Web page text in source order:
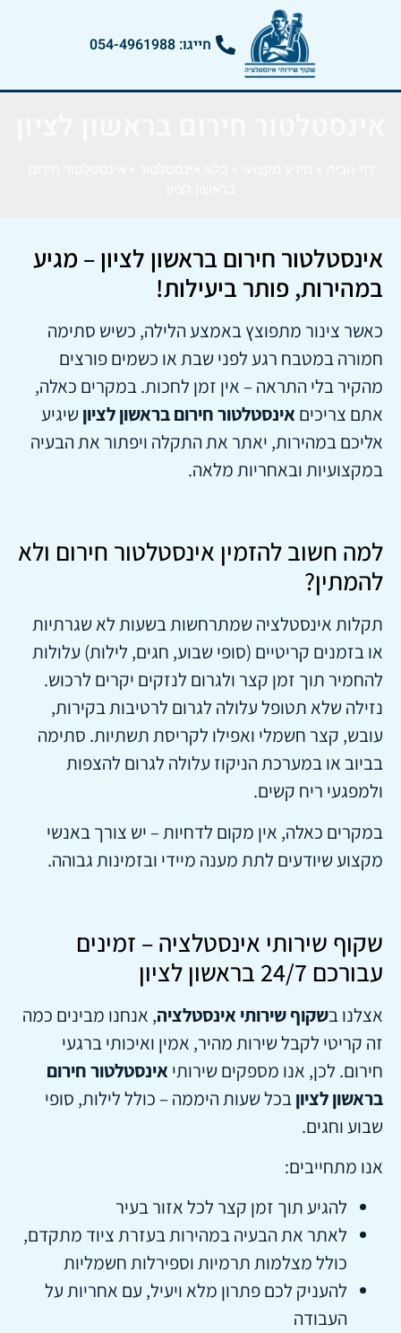
חייגו: 054-4961988
אינסטלטור חירום בראשון לציון – מגיע
במהירות, פותר ביעילות!
כאשר צינור מתפוצץ באמצע הלילה, כשיש סתימה
חמורה במטבח רגע לפני שבת או כשמים פורצים
מהקיר בלי התראה – אין זמן לחכות. במקרים כאלה,
אתם צריכים אינסטלטור חירום בראשון לציון שיגיע
אליכם במהירות, יאתר את התקלה ויפתור את הבעיה
במקצועיות ובאחריות מלאה.
למה חשוב להזמין אינסטלטור חירום ולא
להמתין?
תקלות אינסטלציה שמתרחשות בשעות לא שגרתיות
או בזמנים קריטיים (סופי שבוע, חגים, לילות) עלולות
להחמיר תוך זמן קצר ולגרום לנזקים יקרים לרכוש.
נזילה שלא תטופל עלולה לגרום לרטיבות בקירות,
עובש, קצר חשמלי ואפילו לקריסת תשתיות. סתימה
בביוב או במערכת הניקוז עלולה לגרום להצפות
ולמפגעי ריח קשים.
במקרים כאלה, אין מקום לדחיות – יש צורך באנשי
מקצוע שיודעים לתת מענה מיידי ובזמינות גבוהה.
שקוף שירותי אינסטלציה – זמינים
עבורכם 24/7 בראשון לציון
אצלנו בשקוף שירותי אינסטלציה, אנחנו מבינים כמה
זה קריטי לקבל שירות מהיר, אמין ואיכותי ברגעי
חירום. לכן, אנו מספקים שירותי אינסטלטור חירום
בראשון לציוןבכל שעות היממה – כולל לילות, סופי
שבוע וחגים.
אנו מתחייבים:
להגיע תוך זמן קצר לכל אזור בעיר
לאתר את הבעיה במהירות בעזרת ציוד מתקדם,
כולל מצלמות תרמיות וספירלות חשמליות
להעניק לכם פתרון מלא ויעיל, עם אחריות על
העבודה